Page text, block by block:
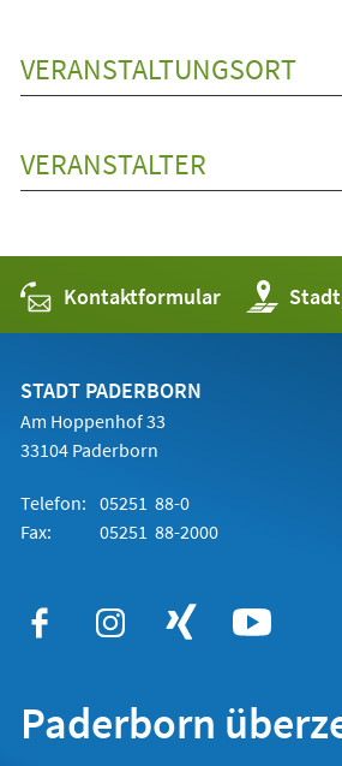
VERANSTALTUNGSORT
VERANSTALTER
Kontaktformular (Öffnet
in
einem
STADT PADERBORN
Am Hoppenhof 33
33104 Paderborn
Telefon: 05251 88-0
Fax:
05251 88-2000
Paderborn